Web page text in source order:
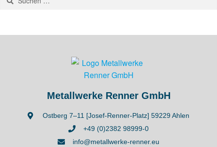
Metallwerke Renner GmbH
Ostberg 7–11 [Josef-Renner-Platz] 59229 Ahlen
+49 (0)2382 98999-0
info@metallwerke-renner.eu